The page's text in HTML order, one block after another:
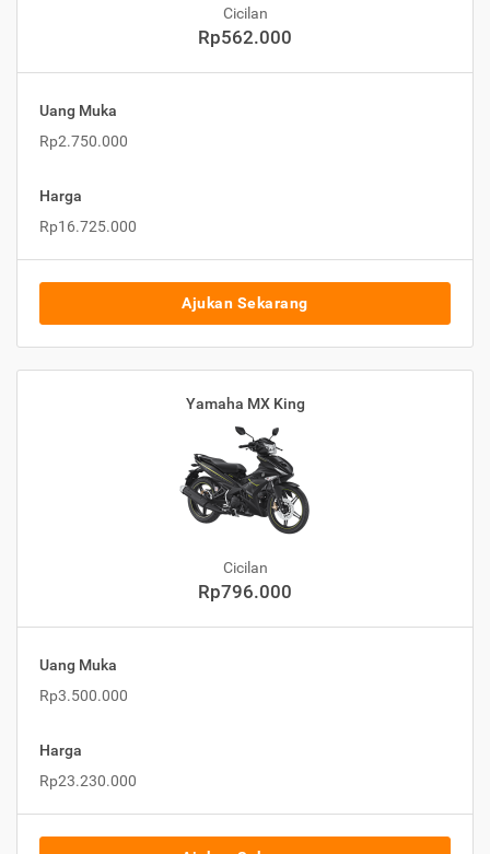
Cicilan
Rp562.000
Uang Muka
Rp2.750.000
Harga
Rp16.725.000
Ajukan Sekarang
Yamaha MX King
Cicilan
Rp796.000
Uang Muka
Rp3.500.000
Harga
Rp23.230.000